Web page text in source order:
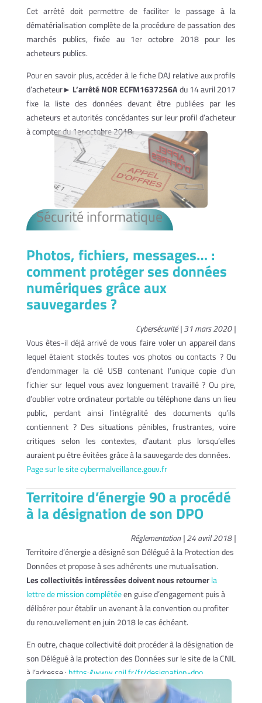
Cet arrêté doit permettre de faciliter le passage à la
dématérialisation complète de la procédure de passation des
marchés publics, fixée au 1er octobre 2018 pour les
acheteurs publics.
Pour en savoir plus, accéder à le fiche DAJ relative aux profils
d’acheteur► L’arrêté NOR ECFM1637256Adu 14 avril 2017
fixe la liste des données devant être publiées par les
acheteurs et autorités concédantes sur leur profil d’acheteur
à compter du 1er octobre 2018.
Sécurité informatique
Photos, fichiers, messages… :
comment protéger ses données
numériques grâce aux
sauvegardes ?
Cybersécurité | 31 mars 2020 |
Vous êtes-il déjà arrivé de vous faire voler un appareil dans
lequel étaient stockés toutes vos photos ou contacts ? Ou
d’endommager la clé USB contenant l’unique copie d’un
fichier sur lequel vous avez longuement travaillé ? Ou pire,
d’oublier votre ordinateur portable ou téléphone dans un lieu
public, perdant ainsi l’intégralité des documents qu’ils
contiennent ? Des situations pénibles, frustrantes, voire
critiques selon les contextes, d’autant plus lorsqu’elles
auraient pu être évitées grâce à la sauvegarde des données.
Page sur le site cybermalveillance.gouv.fr
Territoire d’énergie 90 a procédé
à la désignation de son DPO
Réglementation | 24 avril 2018 |
Territoire d’énergie a désigné son Délégué à la Protection des
Données et propose à ses adhérents une mutualisation.
Les collectivités intéressées doivent nous retournerla
lettre de mission complétéeen guise d’engagement puis à
délibérer pour établir un avenant à la convention ou profiter
du renouvellement en juin 2018 le cas échéant.
En outre, chaque collectivité doit procéder à la désignation de
son Délégué à la protection des Données sur le site de la CNIL
à l’adresse : https://www.cnil.fr/fr/designation-dpo